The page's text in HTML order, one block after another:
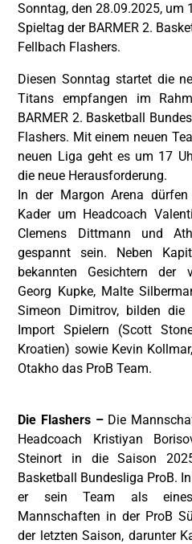
Sonntag, den 28.09.2025, um
Spieltag der BARMER 2.
Fellbach Flashers.
Diesen Sonntag startet die
Titans empfangen im
BARMER 2. Basketball
Flashers. Mit einem neuen
neuen Liga geht es um 17
die neue Herausforderung.
In der Margon Arena
Kader um Headcoach
Clemens Dittmann und
gespannt sein. Neben
bekannten Gesichtern der
Georg Kupke, Malte
Simeon Dimitrov, bilden
Import Spielern (Scott
Kroatien) sowie Kevin
Otakho das ProB Team.
Die Flashers –Die
Headcoach Kristiyan
Steinort in die Saison
Basketball Bundesliga ProB.
er sein Team als eines
Mannschaften in der ProB
der letzten Saison, darunter